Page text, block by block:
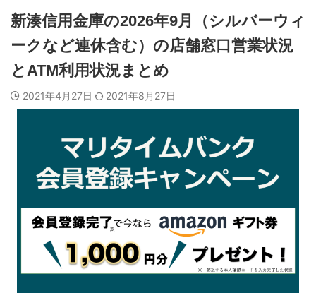
新湊信用金庫の2026年9月（シルバーウィ
ークなど連休含む）の店舗窓口営業状況
とATM利用状況まとめ
2021年4月27日 2021年8月27日